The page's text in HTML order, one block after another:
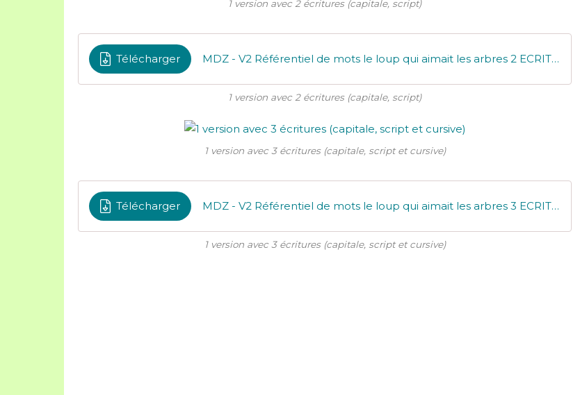
1 version avec 2 écritures (capitale, script)
Télécharger MDZ - V2 Référentiel de mots le loup qui aimait les arbres 2 ECRITURES
1 version avec 2 écritures (capitale, script)
1 version avec 3 écritures (capitale, script et cursive)
Télécharger MDZ - V2 Référentiel de mots le loup qui aimait les arbres 3 ECRITURES
1 version avec 3 écritures (capitale, script et cursive)